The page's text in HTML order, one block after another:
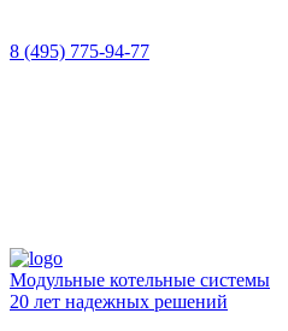
8 (495) 775-94-77
Модульные котельные системы
20 лет надежных решений